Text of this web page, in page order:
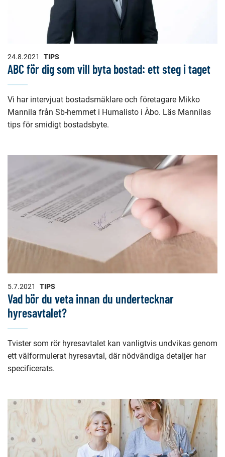
24.8.2021 TIPS
ABC för dig som vill byta bostad: ett steg i taget
Vi har intervjuat bostadsmäklare och företagare Mikko
Mannila från Sb-hemmet i Humalisto i Åbo. Läs Mannilas
tips för smidigt bostadsbyte.
5.7.2021 TIPS
Vad bör du veta innan du undertecknar
hyresavtalet?
Tvister som rör hyresavtalet kan vanligtvis undvikas genom
ett välformulerat hyresavtal, där nödvändiga detaljer har
specificerats.